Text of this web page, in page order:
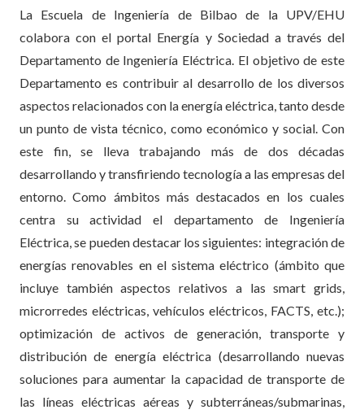
La Escuela de Ingeniería de Bilbao de la UPV/EHU
colabora con el portal Energía y Sociedad a través del
Departamento de Ingeniería Eléctrica. El objetivo de este
Departamento es contribuir al desarrollo de los diversos
aspectos relacionados con la energía eléctrica, tanto desde
un punto de vista técnico, como económico y social. Con
este fin, se lleva trabajando más de dos décadas
desarrollando y transfiriendo tecnología a las empresas del
entorno. Como ámbitos más destacados en los cuales
centra su actividad el departamento de Ingeniería
Eléctrica, se pueden destacar los siguientes: integración de
energías renovables en el sistema eléctrico (ámbito que
incluye también aspectos relativos a las smart grids,
microrredes eléctricas, vehículos eléctricos, FACTS, etc.);
optimización de activos de generación, transporte y
distribución de energía eléctrica (desarrollando nuevas
soluciones para aumentar la capacidad de transporte de
las líneas eléctricas aéreas y subterráneas/submarinas,